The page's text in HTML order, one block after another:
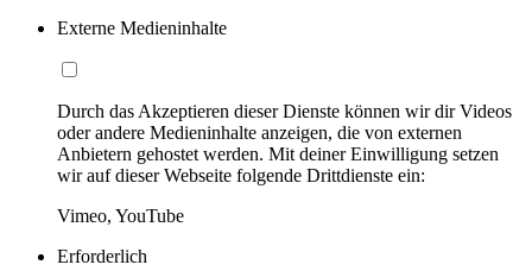
Externe Medieninhalte
Durch das Akzeptieren dieser Dienste können wir dir Videos
oder andere Medieninhalte anzeigen, die von externen
Anbietern gehostet werden. Mit deiner Einwilligung setzen
wir auf dieser Webseite folgende Drittdienste ein:
Vimeo, YouTube
Erforderlich